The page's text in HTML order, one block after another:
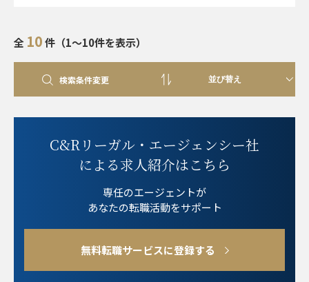
全 10件（1～10件を表示）
検索条件変更
C&Rリーガル・エージェンシー社
による求人紹介はこちら
専任のエージェントが
あなたの転職活動をサポート
無料転職サービスに登録する